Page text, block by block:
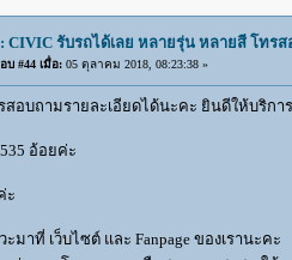
CIVIC รับรถได้เลย หลายรุ่น หลายสี โทร
บ #44 เมื่อ:05 ตุลาคม 2018, 08:23:38 »
สอบถามรายละเอียดได้นะคะ ยินดีให้บริกา
อ้อยค่ะ
ะ
มาที่ เว็บไซต์ และ Fanpage ของเรานะคะ